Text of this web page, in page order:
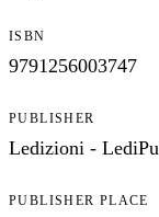
ISBN
9791256003747
PUBLISHER
Ledizioni -
PUBLISHER PLACE